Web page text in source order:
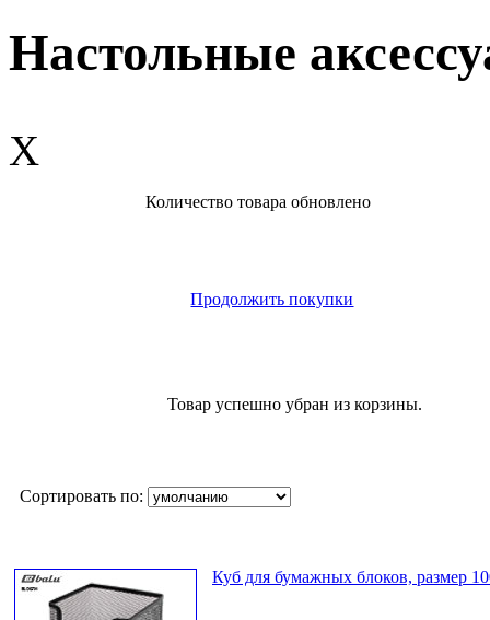
Настольные
X
Количество товара обновлено
Продолжить покупки
Товар успешно убран из корзины.
Сортировать по:
Куб для бумажных блоков, размер